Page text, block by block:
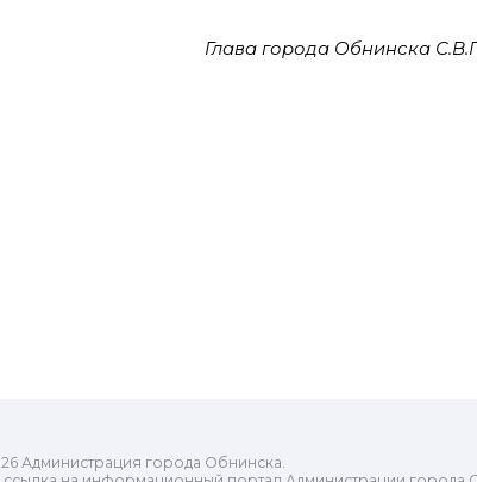
Глава города Обнинска
Администрация города Обнинска.